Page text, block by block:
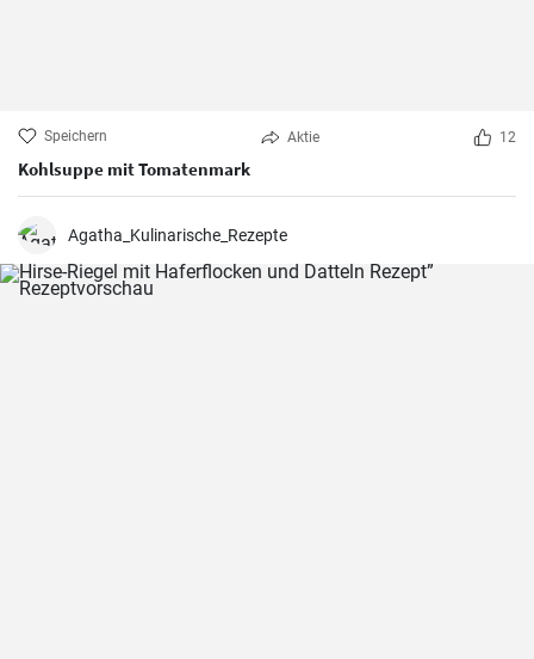
Speichern Aktie 12
Kohlsuppe mit Tomatenmark
Agatha_Kulinarische_Rezepte